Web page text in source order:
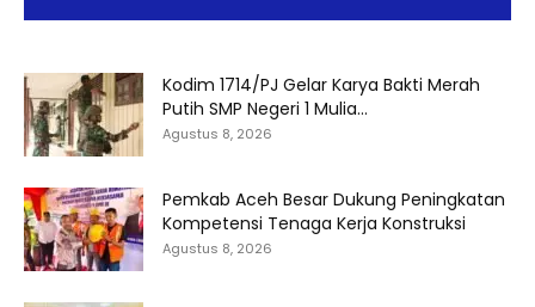
Kodim 1714/PJ Gelar Karya Bakti Merah
Putih SMP Negeri 1 Mulia...
Agustus 8, 2026
Pemkab Aceh Besar Dukung Peningkatan
Kompetensi Tenaga Kerja Konstruksi
Agustus 8, 2026